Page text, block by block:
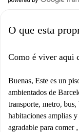
O que esta
Como é viver aqui
Buenas, Este es un
ambientados de
transporte, metro,
habitaciones amplias
agradable para comer